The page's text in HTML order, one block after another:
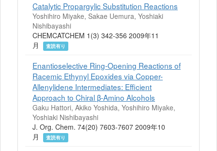
Catalytic Propargylic Substitution Reactions
Yoshihiro Miyake, Sakae Uemura, Yoshiaki
Nishibayashi
CHEMCATCHEM 1(3) 342-356 2009年11
月
査読有り
Enantioselective Ring-Opening Reactions of
Racemic Ethynyl Epoxides via Copper-
Allenylidene Intermediates: Efficient
Approach to Chiral β-Amino Alcohols
Gaku Hattori, Akiko Yoshida, Yoshihiro Miyake,
Yoshiaki Nishibayashi
J. Org. Chem. 74(20) 7603-7607 2009年10
月
査読有り